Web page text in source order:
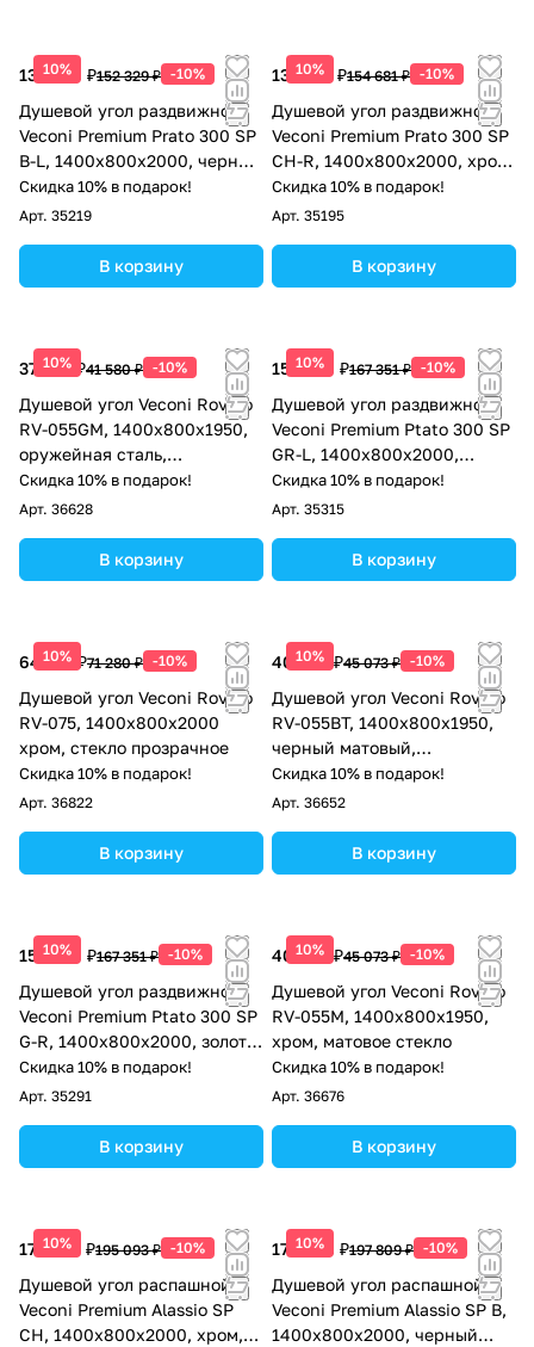
10%
137 096 ₽152 329 ₽ -10%
Душевой угол раздвижной
Veconi Premium Prato 300 SP
B-L, 1400х800x2000, черный
матовый, стекло прозрачное
Скидка 10% в подарок!
Арт. 35219
В корзину
10%
139 213 ₽154 681 ₽ -10%
Душевой угол раздвижной
Veconi Premium Prato 300 SP
CH-R, 1400х800x2000, хром,
стекло прозрачное
Скидка 10% в подарок!
Арт. 35195
В корзину
10%
37 422 ₽41 580 ₽ -10%
Душевой угол Veconi Rovigo
RV-055GM, 1400х800х1950,
оружейная сталь,
прозрачное стекло
Скидка 10% в подарок!
Арт. 36628
В корзину
10%
150 616 ₽167 351 ₽ -10%
Душевой угол раздвижной
Veconi Premium Ptato 300 SP
GR-L, 1400х800x2000,
брашированный графит,
стекло прозрачное
Скидка 10% в подарок!
Арт. 35315
В корзину
10%
64 152 ₽71 280 ₽ -10%
Душевой угол Veconi Rovigo
RV-075, 1400х800х2000
хром, стекло прозрачное
Скидка 10% в подарок!
Арт. 36822
В корзину
10%
40 566 ₽45 073 ₽ -10%
Душевой угол Veconi Rovigo
RV-055BT, 1400х800х1950,
черный матовый,
тонированное стекло
Скидка 10% в подарок!
Арт. 36652
В корзину
10%
150 616 ₽167 351 ₽ -10%
Душевой угол раздвижной
Veconi Premium Ptato 300 SP
G-R, 1400х800x2000, золото
брашированный, стекло
прозрачное
Скидка 10% в подарок!
Арт. 35291
В корзину
10%
40 566 ₽45 073 ₽ -10%
Душевой угол Veconi Rovigo
RV-055M, 1400х800х1950,
хром, матовое стекло
Скидка 10% в подарок!
Арт. 36676
В корзину
10%
175 584 ₽195 093 ₽ -10%
Душевой угол распашной
Veconi Premium Alassio SP
CH, 1400х800x2000, хром,
10%
178 028 ₽197 809 ₽ -10%
Душевой угол распашной
Veconi Premium Alassio SP B,
1400х800x2000, черный